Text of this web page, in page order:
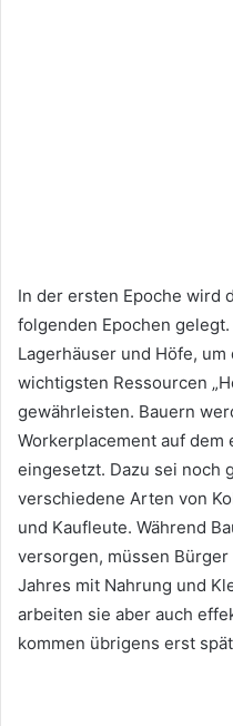
In der ersten Epoche wird
folgenden Epochen
Lagerhäuser und Höfe,
wichtigsten Ressourcen
gewährleisten. Bauern
Workerplacement auf
eingesetzt. Dazu sei noch
verschiedene Arten von
und Kaufleute. Während
versorgen, müssen
Jahres mit Nahrung und
arbeiten sie aber auch
kommen übrigens erst